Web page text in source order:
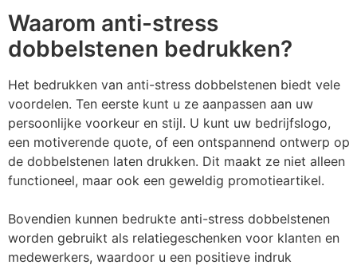
Waarom anti-stress
dobbelstenen bedrukken?
Het bedrukken van anti-stress dobbelstenen biedt vele
voordelen. Ten eerste kunt u ze aanpassen aan uw
persoonlijke voorkeur en stijl. U kunt uw bedrijfslogo,
een motiverende quote, of een ontspannend ontwerp op
de dobbelstenen laten drukken. Dit maakt ze niet alleen
functioneel, maar ook een geweldig promotieartikel.
Bovendien kunnen bedrukte anti-stress dobbelstenen
worden gebruikt als relatiegeschenken voor klanten en
medewerkers, waardoor u een positieve indruk